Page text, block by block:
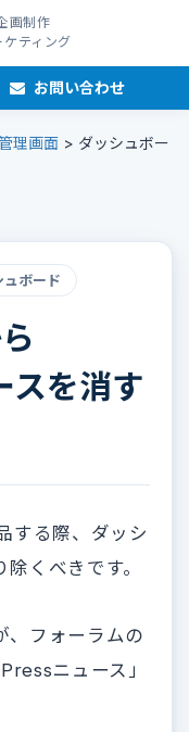
画制作
ケティング
お問い合わせ
理画面 > ダッシュボー
ュボード
を消す
する際、ダッシ
くべきです。
、フォーラムの
ニュース」